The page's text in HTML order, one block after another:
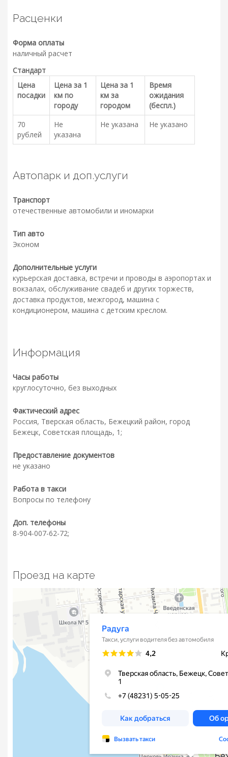
Расценки
Форма оплаты
наличный расчет
Стандарт
Цена
посадки
Цена за 1
км по
городу
Цена за 1
км за
городом
Время
ожидания
(беспл.)
70
рублей
Не
указана
Не указана Не указано
Автопарк и доп.услуги
Транспорт
отечественные автомобили и иномарки
Тип авто
Эконом
Дополнительные услуги
курьерская доставка, встречи и проводы в аэропортах и
вокзалах, обслуживание свадеб и других торжеств,
доставка продуктов, межгород, машина с
кондиционером, машина с детским креслом.
Информация
Часы работы
круглосуточно, без выходных
Фактический адрес
Россия, Тверская область, Бежецкий район, город
Бежецк, Советская площадь, 1;
Предоставление документов
не указано
Работа в такси
Вопросы по телефону
Доп. телефоны
8-904-007-62-72;
Проезд на карте